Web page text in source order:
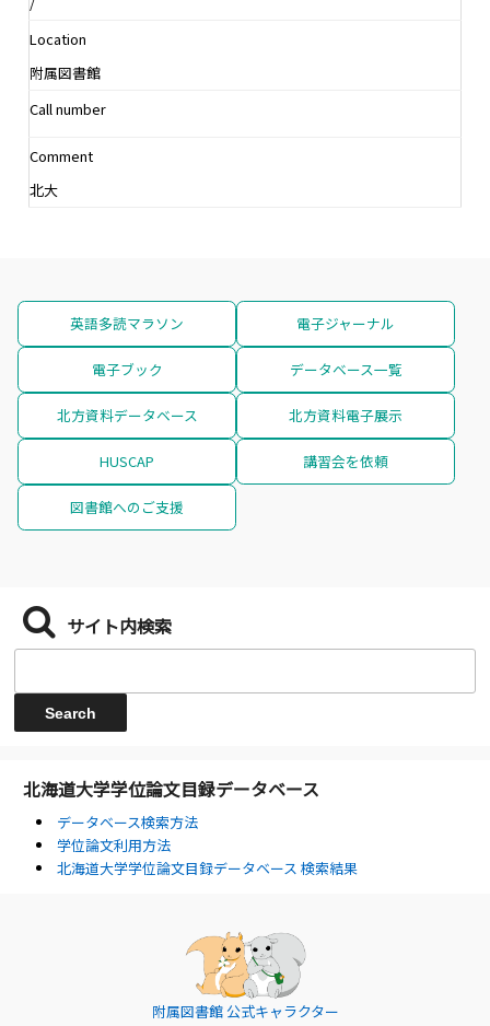
Location
附属図書館
Call number
Comment
北大
英語多読マラソン 電子ジャーナル
電子ブック データベース一覧
北方資料データベース 北方資料電子展示
HUSCAP 講習会を依頼
図書館へのご支援
サイト内検索
北海道大学学位論文目録データベース
データベース検索方法
学位論文利用方法
北海道大学学位論文目録データベース 検索結果
附属図書館 公式キャラクター